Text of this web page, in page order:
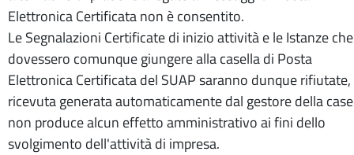
Elettronica Certificata non è consentito.
Le Segnalazioni Certificate di inizio attività e le Istanze che
dovessero comunque giungere alla casella di Posta
Elettronica Certificata del SUAP saranno dunque rifiutate,
ricevuta generata automaticamente dal gestore della
non produce alcun effetto amministrativo ai fini dello
svolgimento dell'attività di impresa.